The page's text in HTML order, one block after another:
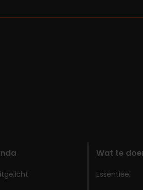
Wat te
Essentieel